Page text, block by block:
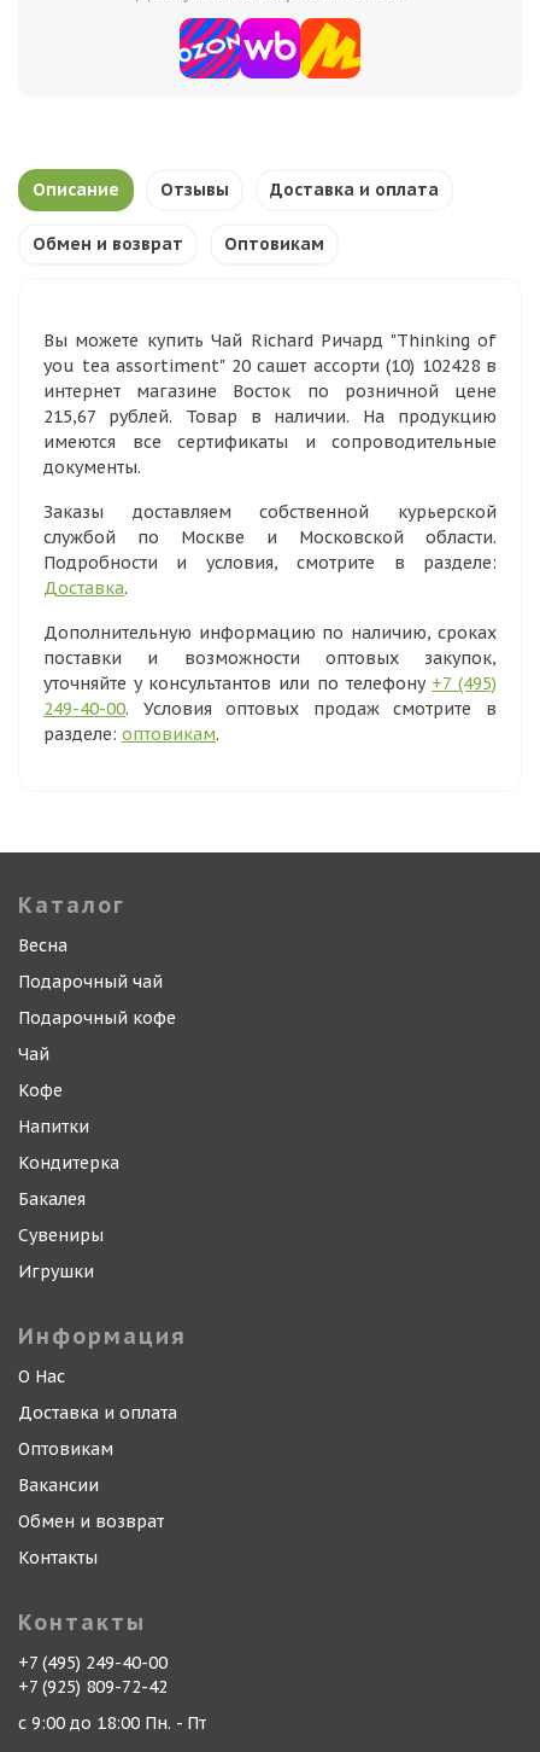
Описание Отзывы Доставка и оплата
Обмен и возврат Оптовикам
Вы можете купить Чай Richard Ричард "Thinking of
you tea assortiment" 20 сашет ассорти (10) 102428 в
интернет магазине Восток по розничной цене
215,67 рублей. Товар в наличии. На продукцию
имеются все сертификаты и сопроводительные
документы.
Заказы доставляем собственной курьерской
службой по Москве и Московской области.
Подробности и условия, смотрите в разделе:
Доставка.
Дополнительную информацию по наличию, сроках
поставки и возможности оптовых закупок,
уточняйте у консультантов или по телефону +7 (495)
249-40-00. Условия оптовых продаж смотрите в
разделе: оптовикам.
Каталог
Весна
Подарочный чай
Подарочный кофе
Чай
Кофе
Напитки
Кондитерка
Бакалея
Сувениры
Игрушки
Информация
О Нас
Доставка и оплата
Оптовикам
Вакансии
Обмен и возврат
Контакты
Контакты
+7 (495) 249-40-00
+7 (925) 809-72-42
с 9:00 до 18:00 Пн. - Пт